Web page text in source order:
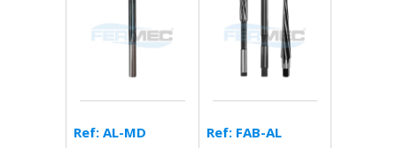
Ref: AL-MD Ref: FAB-AL